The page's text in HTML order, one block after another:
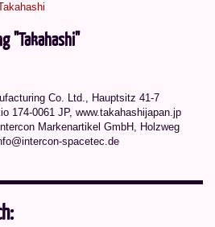
"Takahashi"
Co. Ltd., Hauptsitz 41-7
174-0061 JP, www.takahashijapan.jp
Intercon Markenartikel GmbH, Holzweg
spacetec.de